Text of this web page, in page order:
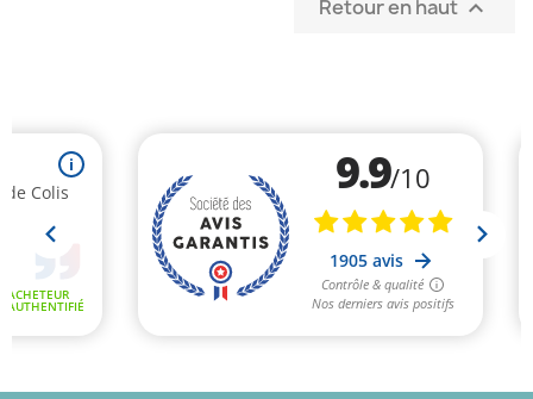
Retour en haut 